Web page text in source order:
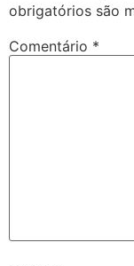
obrigatórios são
Comentário *